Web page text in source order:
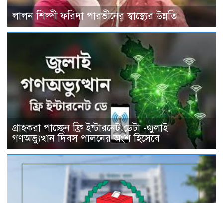
লালন শিল্পী ফরিদা পারভীনের স্বাস্থ্যের উন্নতি
গ্রাহকরা পাচ্ছেন ফ্রি ইন্টারনেট ডেটা -জুলাই
গণঅভ্যুত্থান দিবস পালনের অংশ হিসেবে